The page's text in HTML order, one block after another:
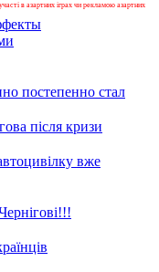
в азартних іграх чи рекламою азартних
постепенно стал
після кризи
вже